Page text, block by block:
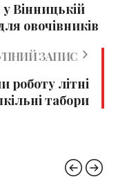
у Вінницькій
овочівників
ЗАПИС
роботу літні
табори